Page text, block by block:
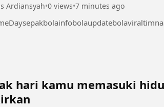
Ardiansyah•0 views•7 minutes ago
hari kamu memasuki